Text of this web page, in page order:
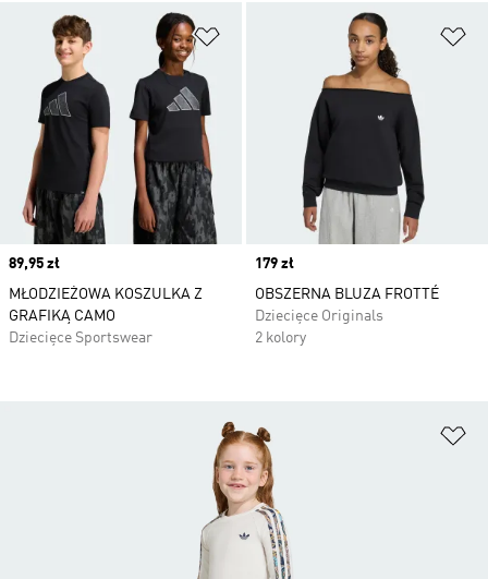
Dodaj do listy życzeń
Price
89,95 zł
MŁODZIEŻOWA KOSZULKA Z
GRAFIKĄ CAMO
Dziecięce Sportswear
Price
179 zł
OBSZERNA BLUZA FROTTÉ
Dziecięce Originals
2 kolory